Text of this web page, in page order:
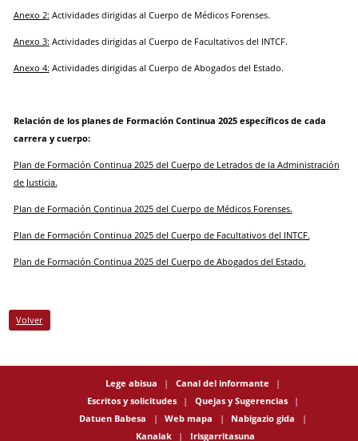
Anexo 2: Actividades dirigidas al Cuerpo de Médicos Forenses.
Anexo 3: Actividades dirigidas al Cuerpo de Facultativos del INTCF.
Anexo 4: Actividades dirigidas al Cuerpo de Abogados del Estado.
Relación de los planes de Formación Continua 2025 específicos de cada
carrera y cuerpo:
Plan de Formación Continua 2025 del Cuerpo de Letrados de la Administración
de Justicia.
Plan de Formación Continua 2025 del Cuerpo de Médicos Forenses.
Plan de Formación Continua 2025 del Cuerpo de Facultativos del INTCF.
Plan de Formación Continua 2025 del Cuerpo de Abogados del Estado.
Volver
Lege abisua
Canal del informante
Escritos y solicitudes
Quejas y Sugerencias
Datuen Babesa
Web mapa
Nabigazio gida
Kanalak
Irisgarritasuna